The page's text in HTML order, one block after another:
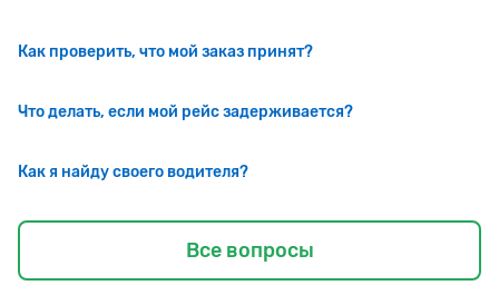
Как проверить, что мой заказ принят?
Что делать, если мой рейс задерживается?
Как я найду своего водителя?
Все вопросы